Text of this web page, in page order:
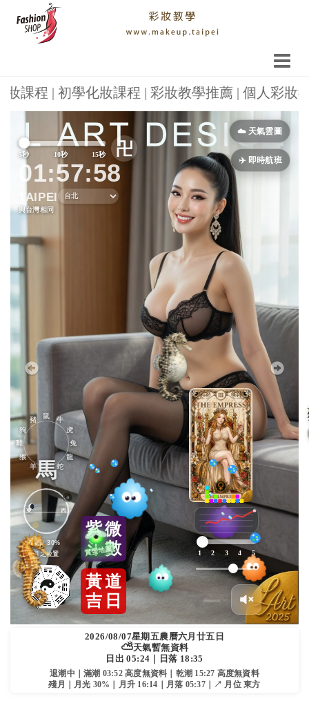
學化妝課程 | 彩妝教學推薦 | 個人彩妝教學 | 平
☁️ 天氣雲圖
✈️ 即時航班
紫微
斗數
黃 道
吉日
1 2 3 4 5
5秒 10秒 15秒 卍
01:58:02
TAIPEI
與台灣相同
虎
兔
馬
羊
雞
狗
東 西
殘月 30%
月之位置
Previous Next
2026/08/07星期五農曆六月廿五日
⛅天氣暫無資料
日出 05:24｜日落 18:35
退潮中｜滿潮 03:52 高度無資料｜乾潮 15:27 高度無資料